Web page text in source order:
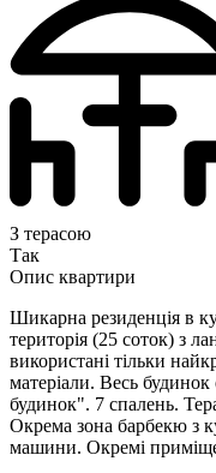
З терасою
Так
Опис квартири
Шикарна резиденція в
територія (25 соток) з
використані тільки
матеріали. Весь
будинок". 7 спалень.
Окрема зона барбекю з
машини. Окремі